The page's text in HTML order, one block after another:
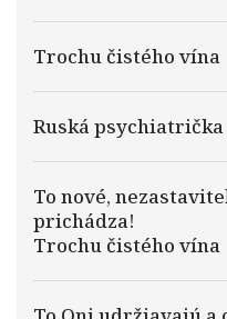
Trochu čistého vína
Ruská
To nové,
prichádza!
Trochu čistého vína